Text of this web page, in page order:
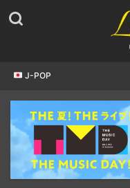
J-POP